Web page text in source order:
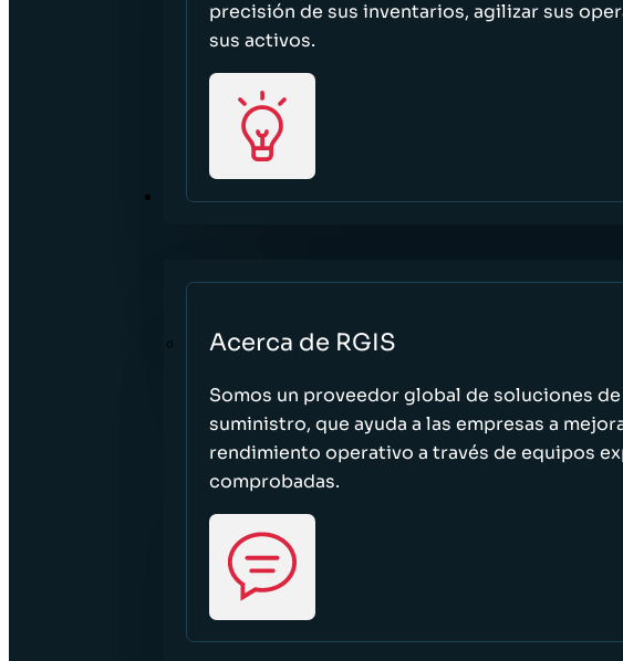
precisión de sus inventarios, agilizar sus
sus activos.
ACERCA DE
Acerca de RGIS
Somos un proveedor global de soluciones
suministro, que ayuda a las empresas a
rendimiento operativo a través de equipos
comprobadas.